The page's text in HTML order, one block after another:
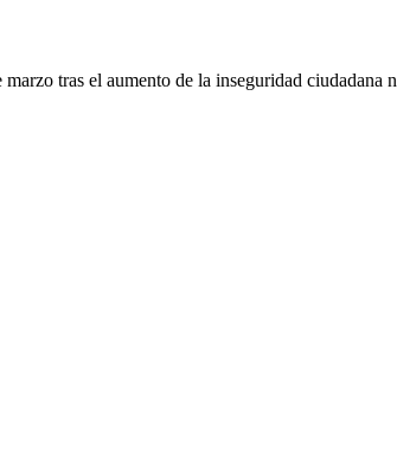
tras el aumento de la inseguridad ciudadana